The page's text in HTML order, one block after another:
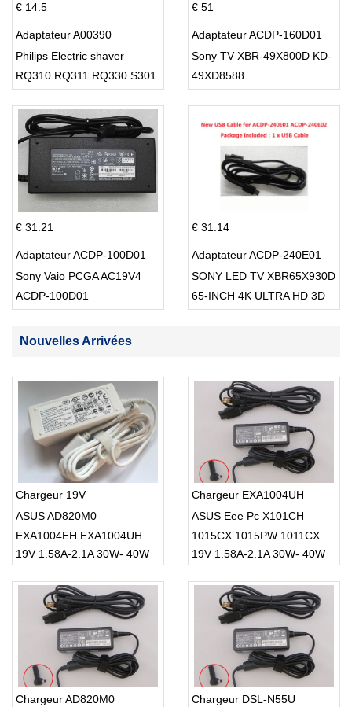
€ 14.5
Adaptateur A00390
Philips Electric shaver
RQ310 RQ311 RQ330 S301
€ 51
Adaptateur ACDP-160D01
Sony TV XBR-49X800D KD-
49XD8588
€ 31.21
Adaptateur ACDP-100D01
Sony Vaio PCGA AC19V4
ACDP-100D01
€ 31.14
Adaptateur ACDP-240E01
SONY LED TV XBR65X930D
65-INCH 4K ULTRA HD 3D
Nouvelles Arrivées
Chargeur 19V
ASUS AD820M0
EXA1004EH EXA1004UH
04G26B001050
19V 1.58A-2.1A 30W- 40W
Chargeur EXA1004UH
ASUS Eee Pc X101CH
1015CX 1015PW 1011CX
1015PX
19V 1.58A-2.1A 30W- 40W
Chargeur AD820M0
Chargeur DSL-N55U